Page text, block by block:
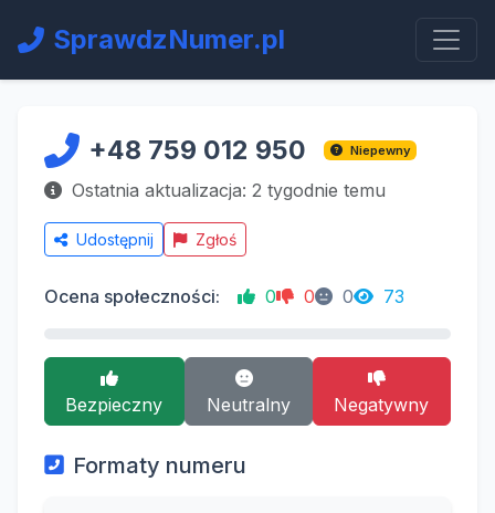
SprawdzNumer.pl
+48 759 012 950 Niepewny
Ostatnia aktualizacja: 2 tygodnie temu
Udostępnij Zgłoś
Ocena społeczności: 0 0 0 73
Bezpieczny Neutralny Negatywny
Formaty numeru